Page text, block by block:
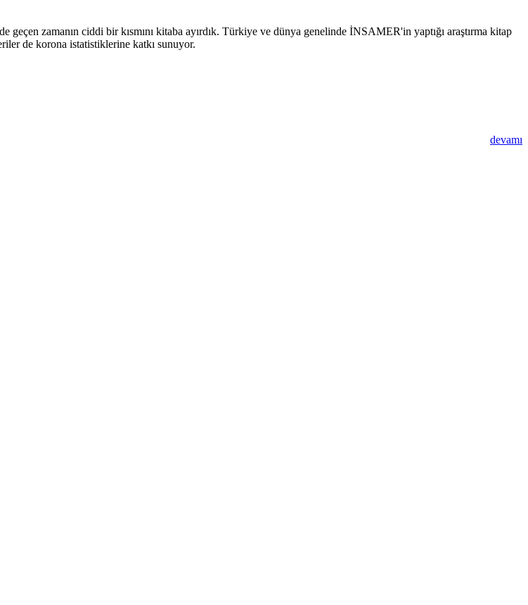
zamanın ciddi bir kısmını kitaba ayırdık. Türkiye ve dünya genelinde İNSAMER'in yaptığı araştırma kitap
de korona istatistiklerine katkı sunuyor.
devamı